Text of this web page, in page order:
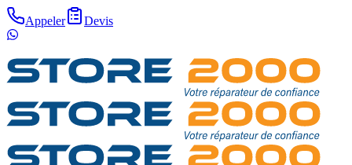
Appeler Devis